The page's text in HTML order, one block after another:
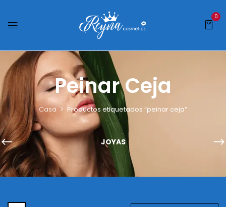
0
Peinar Ceja
Casa Productos etiquetados “peinar ceja”
JOYAS